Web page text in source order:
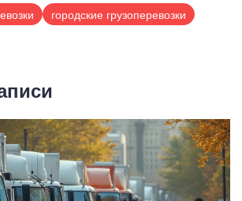
городские грузоперевозки